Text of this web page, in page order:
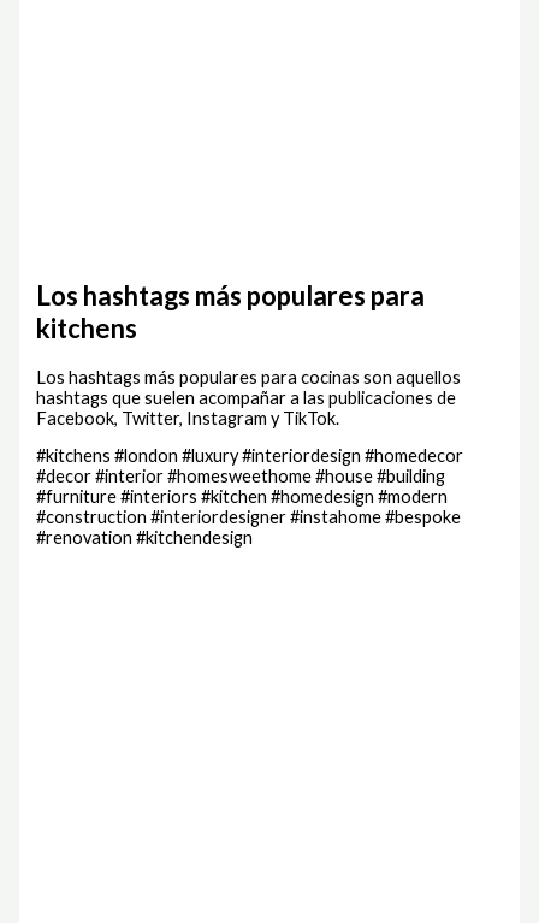
Los hashtags más populares para
kitchens
Los hashtags más populares para cocinas son aquellos
hashtags que suelen acompañar a las publicaciones de
Facebook, Twitter, Instagram y TikTok.
#kitchens #london #luxury #interiordesign #homedecor
#decor #interior #homesweethome #house #building
#furniture #interiors #kitchen #homedesign #modern
#construction #interiordesigner #instahome #bespoke
#renovation #kitchendesign